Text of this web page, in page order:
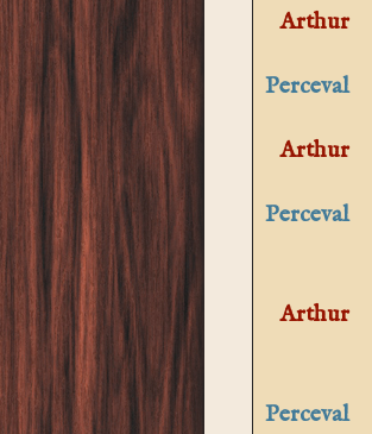
Arthur
Perceval
Arthur
Perceval
Arthur
Perceval